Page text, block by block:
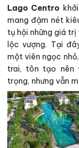
Lago Centro
mang đậm nét
tụ hội những giá
lộc vượng. Tại
một viên ngọc
trai, tôn tạo nên
trọng, nhưng vẫn